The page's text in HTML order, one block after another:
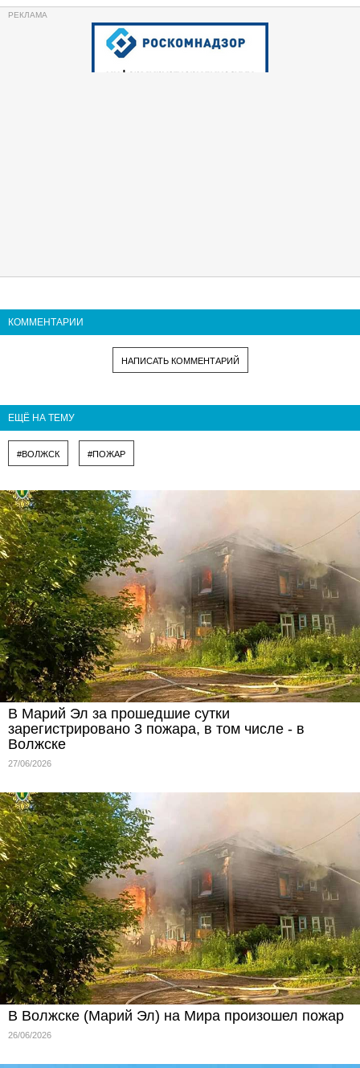
КОММЕНТАРИИ
НАПИСАТЬ КОММЕНТАРИЙ
ЕЩЁ НА ТЕМУ
#ВОЛЖСК #ПОЖАР
В Марий Эл за прошедшие сутки
зарегистрировано 3 пожара, в том числе - в
Волжске
27/06/2026
В Волжске (Марий Эл) на Мира произошел пожар
26/06/2026